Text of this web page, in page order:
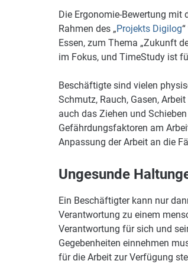
Die Ergonomie-Bewertung mit
Rahmen des „Projekts Digilog
Essen, zum Thema „Zukunft
im Fokus, und TimeStudy ist
Beschäftigte sind vielen
Schmutz, Rauch, Gasen,
auch das Ziehen und
Gefährdungsfaktoren am
Anpassung der Arbeit an die
Ungesunde
Ein Beschäftigter kann nur
Verantwortung zu einem
Verantwortung für sich und
Gegebenheiten einnehmen
für die Arbeit zur Verfügung